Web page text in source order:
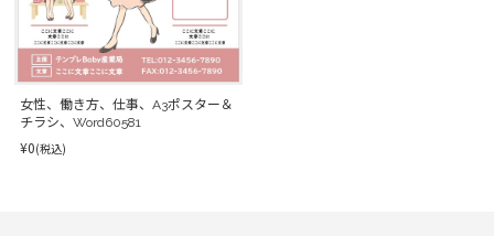
女性、働き方、仕事、A3ポスター＆
チラシ、Word60581
¥0(税込)